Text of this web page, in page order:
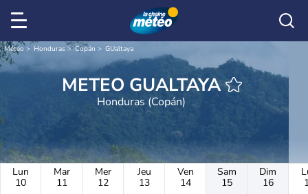
Météo Honduras Copán GUaltaya
METEO GUALTAYA
Honduras (Copán)
Lun
10
Mar
11
Mer
12
Jeu
13
Ven
14
Sam
15
Dim
16